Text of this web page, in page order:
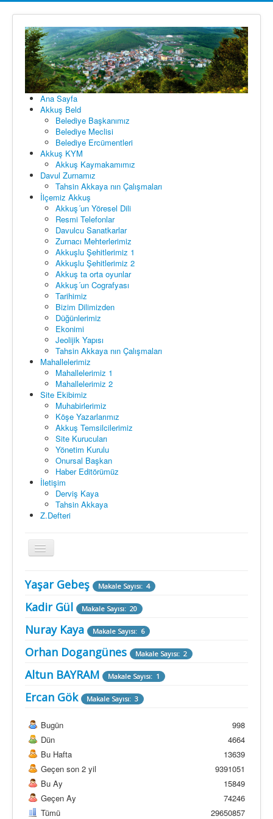
Ana Sayfa
Akkuş Beld
Belediye Başkanımız
Belediye Meclisi
Belediye Ercümentleri
Akkuş KYM
Akkuş Kaymakamımız
Davul Zurnamız
Tahsin Akkaya nın Çalışmaları
İlçemiz Akkuş
Akkuş´un Yöresel Dili
Resmi Telefonlar
Davulcu Sanatkarlar
Zurnacı Mehterlerimiz
Akkuşlu Şehitlerimiz 1
Akkuşlu Şehitlerimiz 2
Akkuş ta orta oyunlar
Akkuş´un Cografyası
Tarihimiz
Bizim Dilimizden
Düğünlerimiz
Ekonimi
Jeolijik Yapısı
Tahsin Akkaya nın Çalışmaları
Mahallelerimiz
Mahallelerimiz 1
Mahallelerimiz 2
Site Ekibimiz
Muhabirlerimiz
Köşe Yazarlarımız
Akkuş Temsilcilerimiz
Site Kurucuları
Yönetim Kurulu
Onursal Başkan
Haber Editörümüz
İletişim
Derviş Kaya
Tahsin Akkaya
Z.Defteri
Gezinme
geçişini
Yaşar Gebeş Makale Sayısı: 4
Kadir Gül Makale Sayısı: 20
Nuray Kaya Makale Sayısı: 6
Orhan Dogangünes Makale Sayısı: 2
Altun BAYRAM Makale Sayısı: 1
Ercan Gök Makale Sayısı: 3
Bugün
Dün
Bu Hafta
Geçen son 2 yil
Bu Ay
Geçen Ay
Tümü
998
4664
13639
9391051
15849
74246
29650857